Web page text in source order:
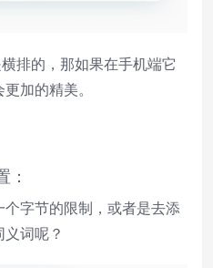
排的，那如果在手机端它
加的精美。
：
字节的限制，或者是去添
词呢？